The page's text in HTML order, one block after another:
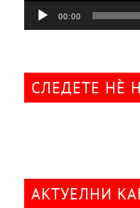
00:00
СЛЕДЕТЕ НÈ
АКТУЕЛНИ